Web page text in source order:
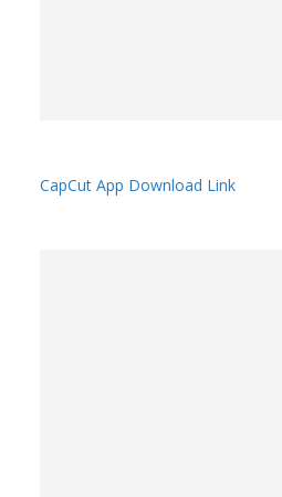
CapCut App Download Link